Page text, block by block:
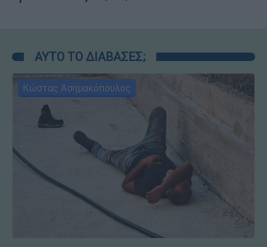
ΑΥΤΟ ΤΟ ΔΙΑΒΑΣΕΣ;
Κώστας Ασημακόπουλος